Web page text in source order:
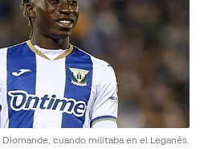
Diomande, cuando militaba en el Leganés.